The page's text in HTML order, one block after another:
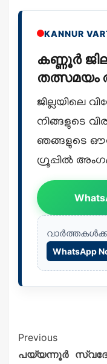
KANNUR
കണ്ണൂർ
തത്സമയം
ജില്ലയിലെ
നിങ്ങളുടെ
ഞങ്ങളുടെ
ഗ്രൂപ്പിൽ
WhatsApp
Previous
പയ്യന്നൂർ